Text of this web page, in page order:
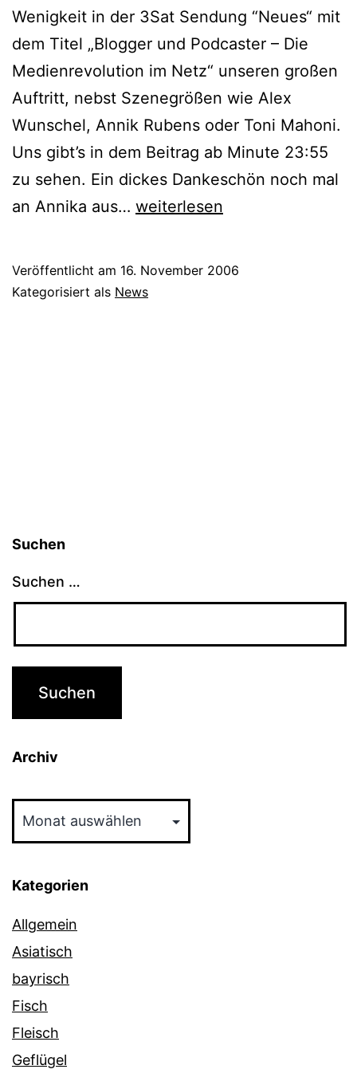
Wenigkeit in der 3Sat Sendung “Neues“ mit
dem Titel „Blogger und Podcaster – Die
Medienrevolution im Netz“ unseren großen
Auftritt, nebst Szenegrößen wie Alex
Wunschel, Annik Rubens oder Toni Mahoni.
Uns gibt’s in dem Beitrag ab Minute 23:55
zu sehen. Ein dickes Dankeschön noch mal
an Annika aus… DE-
der
weiterlesen
Veröffentlicht am 16. November 2006
Kategorisiert als News
Suchen
Suchen …
Archiv
Kategorien
Allgemein
Asiatisch
bayrisch
Fisch
Fleisch
Geflügel